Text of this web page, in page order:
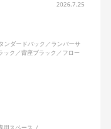
しいです。
2026.7.25
ダードバック／ランバーサ
ック／背座ブラック／フロー